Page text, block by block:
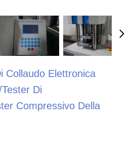
Collaudo Elettronica
tester Di
Compressivo Della